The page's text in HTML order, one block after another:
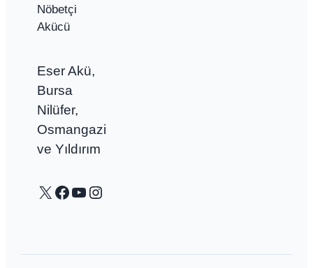
Nöbetçi
Akücü
Eser Akü,
Bursa
Nilüfer,
Osmangazi
ve Yıldırım
X Facebook
YouTube
Instagram